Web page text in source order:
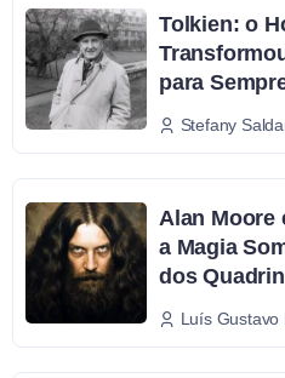
Tolkien: o
para
Stefany
Alan Moore
a Magia
dos
Luís Gustavo